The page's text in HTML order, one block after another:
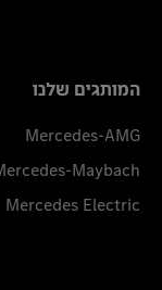
המותגים שלנו
Mercedes-AMG
Maybach
Mercedes Electric